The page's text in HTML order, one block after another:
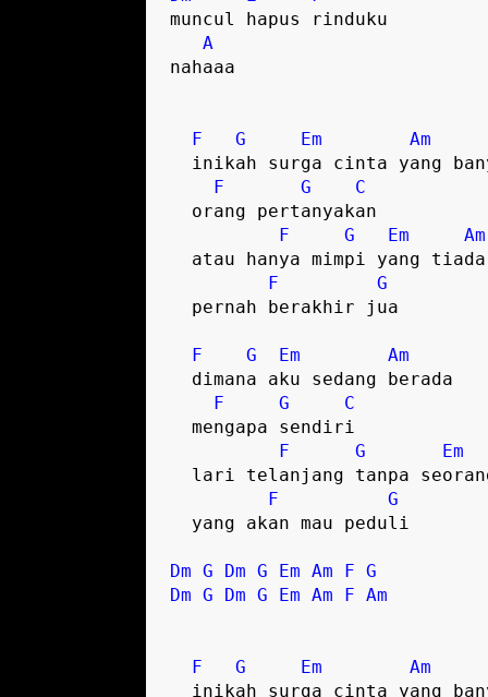
muncul hapus rinduku
A
nahaaa
F G Em
Am
F
G
C
F
G Em
Am
F
G
F G Em
Am
F
G
C
F
G
Em
F
G
Dm G Dm G Em Am F G
Dm G Dm G Em Am F Am
F G Em
Am